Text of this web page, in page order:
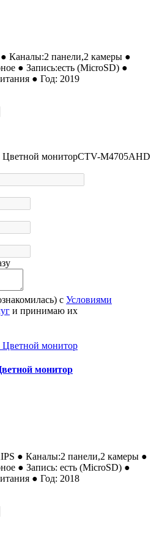
Каналы:2 панели,2 камеры ●
● Запись:есть (MicroSD) ●
● Год: 2019
CTV-M4705AHD
с Условиями
и принимаю их
монитор
● Каналы:2 панели,2 камеры ●
● Запись: есть (MicroSD) ●
● Год: 2018